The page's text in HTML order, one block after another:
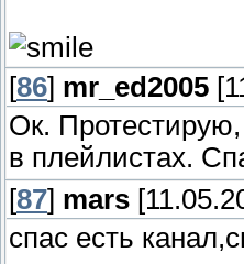
[86] mr_ed2005
Ок.
в плейлистах.
[87] mars
спас есть